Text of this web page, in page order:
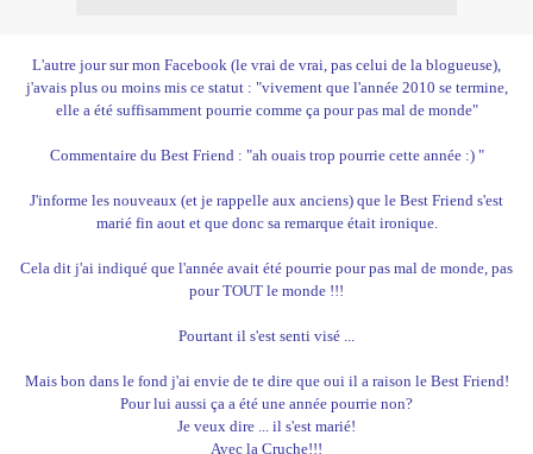
L'autre jour sur mon Facebook (le vrai de vrai, pas celui de la blogueuse),
j'avais plus ou moins mis ce statut : "vivement que l'année 2010 se termine,
elle a été suffisamment pourrie comme ça pour pas mal de monde"
Commentaire du Best Friend : "ah ouais trop pourrie cette année :) "
J'informe les nouveaux (et je rappelle aux anciens) que le Best Friend s'est
marié fin aout et que donc sa remarque était ironique.
Cela dit j'ai indiqué que l'année avait été pourrie pour pas mal de monde, pas
pour TOUT le monde !!!
Pourtant il s'est senti visé ...
Mais bon dans le fond j'ai envie de te dire que oui il a raison le Best Friend!
Pour lui aussi ça a été une année pourrie non?
Je veux dire ... il s'est marié!
Avec la Cruche!!!